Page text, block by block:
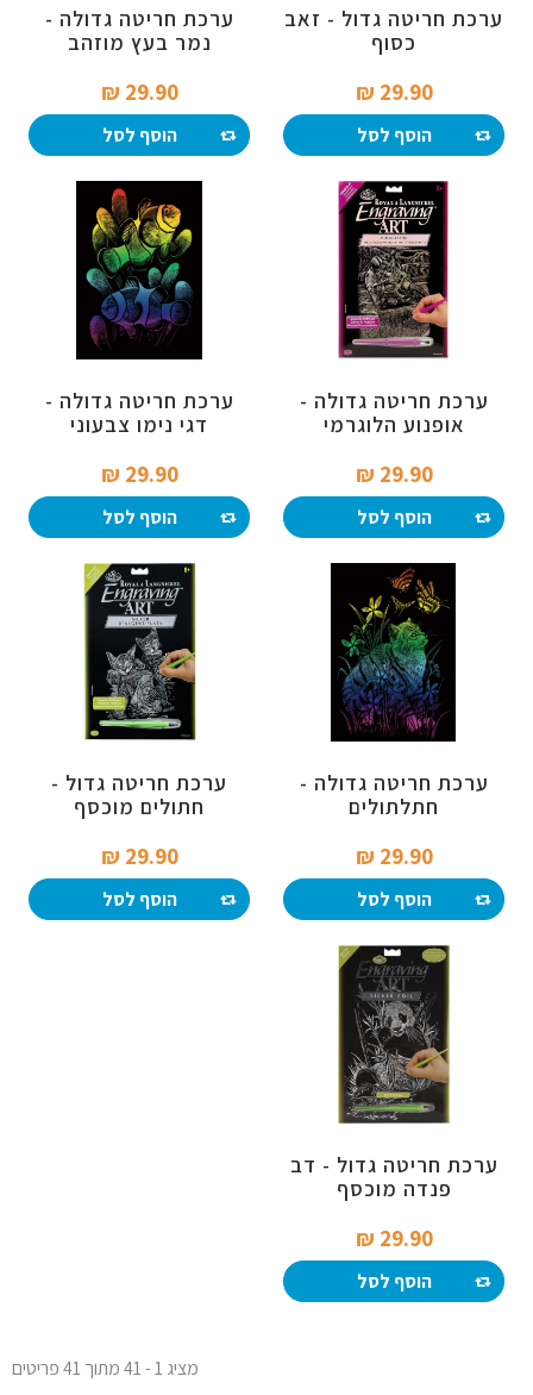
ערכת חריטה גדול - זאב
כסוף
29.90 ₪‎
הוסף לסל
ערכת חריטה גדולה -
נמר בעץ מוזהב
29.90 ₪‎
הוסף לסל
ערכת חריטה גדולה -
אופנוע הלוגרמי
29.90 ₪‎
הוסף לסל
ערכת חריטה גדולה -
דגי נימו צבעוני
29.90 ₪‎
הוסף לסל
ערכת חריטה גדולה -
חתלתולים
29.90 ₪‎
הוסף לסל
ערכת חריטה גדול -
חתולים מוכסף
29.90 ₪‎
הוסף לסל
ערכת חריטה גדול - דב
פנדה מוכסף
29.90 ₪‎
הוסף לסל
מציג 1 - 41 מתוך 41 פריטים